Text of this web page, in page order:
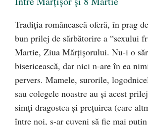
Tradiţia românească oferă, în prag
bun prilej de sărbătorire a “sexului
Martie, Ziua Mărţişorului. Nu-i o
bisericească, dar nici n-are în ea
pervers. Mamele, surorile,
sau colegele noastre au şi acest
simţi dragostea şi preţuirea (care
între noi, s-ar cuveni să fie mai